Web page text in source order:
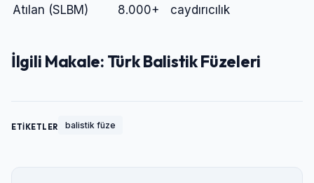
Atılan (SLBM)
8.000+
caydırıcılık
İlgili Makale: Türk Balistik Füzeleri
ETİKETLER balistik füze